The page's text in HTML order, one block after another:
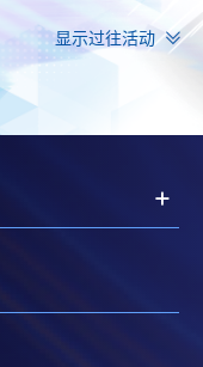
显示过往活动